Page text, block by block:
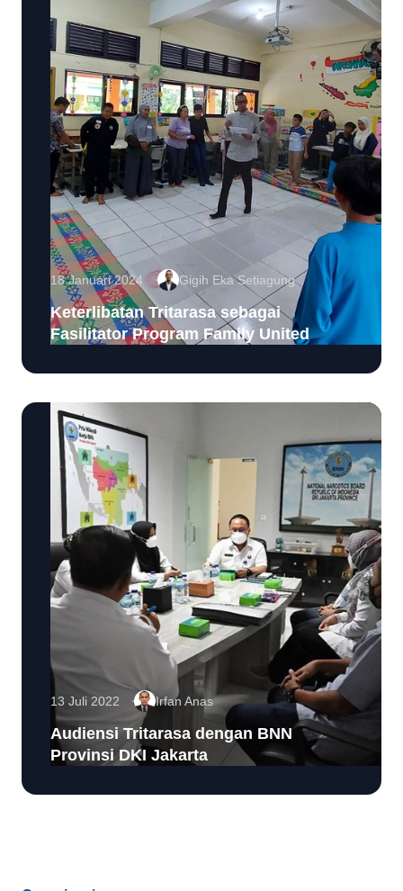
18 Januari 2024 Gigih Eka Setiagung
Keterlibatan Tritarasa sebagai
Fasilitator Program Family United
13 Juli 2022 Irfan Anas
Audiensi Tritarasa dengan BNN
Provinsi DKI Jakarta